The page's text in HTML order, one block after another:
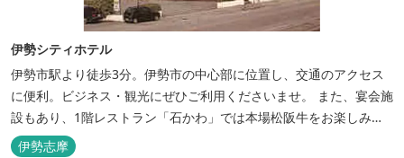
伊勢シティホテル
伊勢市駅より徒歩3分。伊勢市の中心部に位置し、交通のアクセス
に便利。ビジネス・観光にぜひご利用くださいませ。 また、宴会施
設もあり、1階レストラン「石かわ」では本場松阪牛をお楽しみい
ただけます。
伊勢志摩